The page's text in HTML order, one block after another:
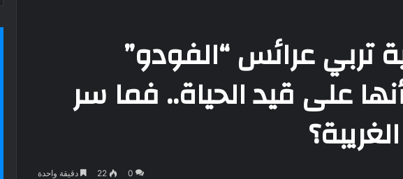
تربي عرائس “الفودو”
على قيد الحياة.. فما سر
0
22 دقيقة واحدة